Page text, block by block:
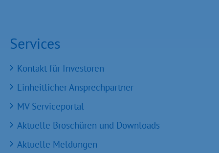
Services
Kontakt für Investoren
Einheitlicher Ansprechpartner
MV Serviceportal
Aktuelle Broschüren und Downloads
Aktuelle Meldungen